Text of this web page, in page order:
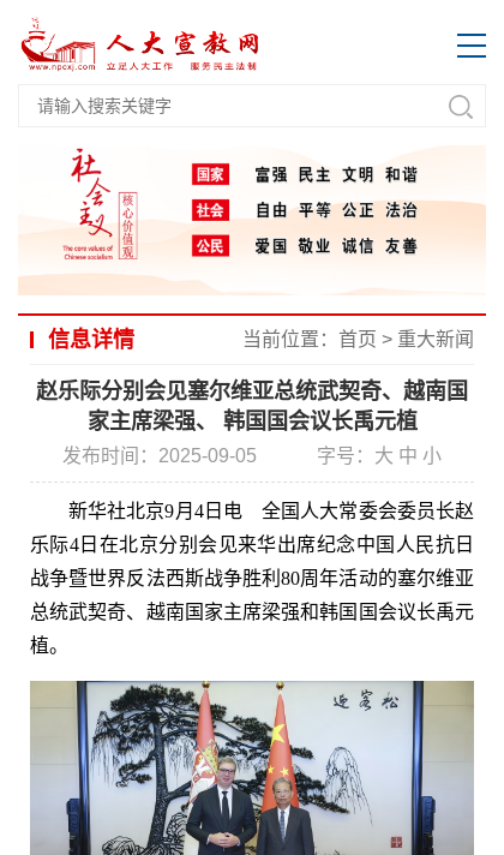
信息详情 当前位置： 首页 > 重大新闻
赵乐际分别会见塞尔维亚总统武契奇、越南国
家主席梁强、 韩国国会议长禹元植
发布时间：2025-09-05 字号： 大 中 小
新华社北京9月4日电 全国人大常委会委员长赵
乐际4日在北京分别会见来华出席纪念中国人民抗日
战争暨世界反法西斯战争胜利80周年活动的塞尔维亚
总统武契奇、越南国家主席梁强和韩国国会议长禹元
植。